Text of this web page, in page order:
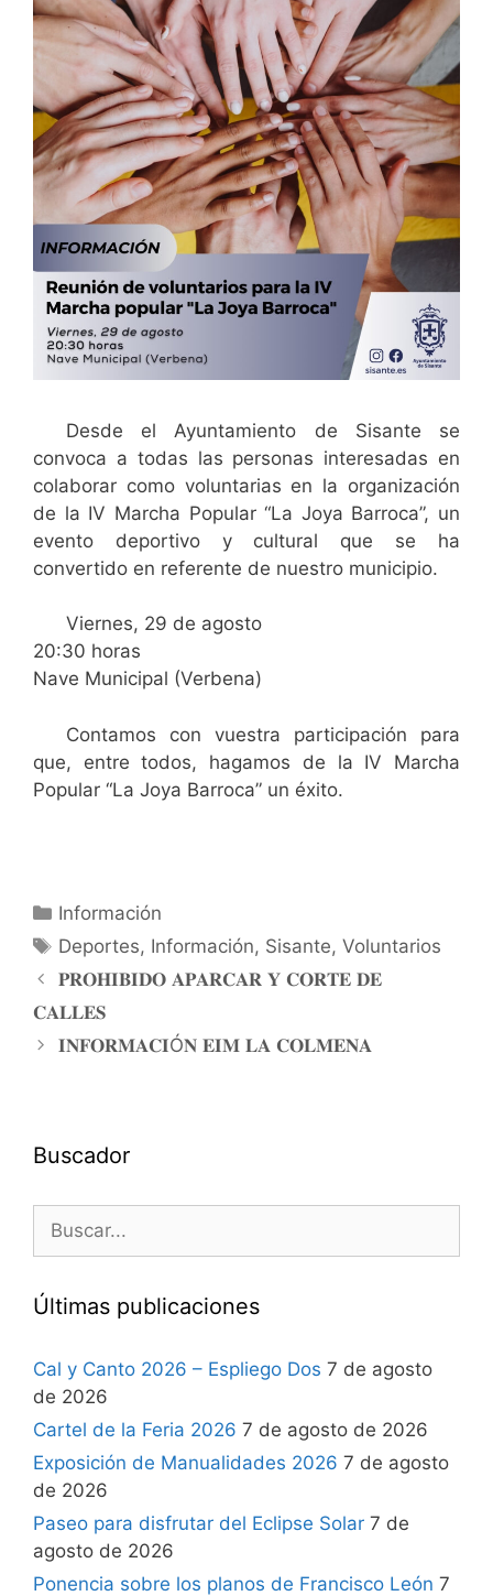
Desde el Ayuntamiento de Sisante se
convoca a todas las personas interesadas en
colaborar como voluntarias en la organización
de la IV Marcha Popular “La Joya Barroca”, un
evento deportivo y cultural que se ha
convertido en referente de nuestro municipio.
Viernes, 29 de agosto
20:30 horas
Nave Municipal (Verbena)
Contamos con vuestra participación para
que, entre todos, hagamos de la IV Marcha
Popular “La Joya Barroca” un éxito.
Información
Deportes, Información, Sisante,Voluntarios
𝐏𝐑𝐎𝐇𝐈𝐁𝐈𝐃𝐎 𝐀𝐏𝐀𝐑𝐂𝐀𝐑 𝐘 𝐂𝐎𝐑𝐓𝐄 𝐃𝐄
𝐂𝐀𝐋𝐋𝐄𝐒
𝐈𝐍𝐅𝐎𝐑𝐌𝐀𝐂𝐈Ó𝐍 𝐄𝐈𝐌 𝐋𝐀 𝐂𝐎𝐋𝐌𝐄𝐍𝐀
Buscador
Últimas publicaciones
Cal y Canto 2026 – Espliego Dos 7 de agosto
de 2026
Cartel de la Feria 2026 7 de agosto de 2026
Exposición de Manualidades 2026 7 de agosto
de 2026
Paseo para disfrutar del Eclipse Solar 7 de
agosto de 2026
Ponencia sobre los planos de Francisco León 7